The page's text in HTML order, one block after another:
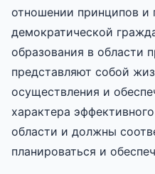
отношении принципов и
демократической
образования в области
представляют собой
осуществления и
характера
области и должны
планироваться и